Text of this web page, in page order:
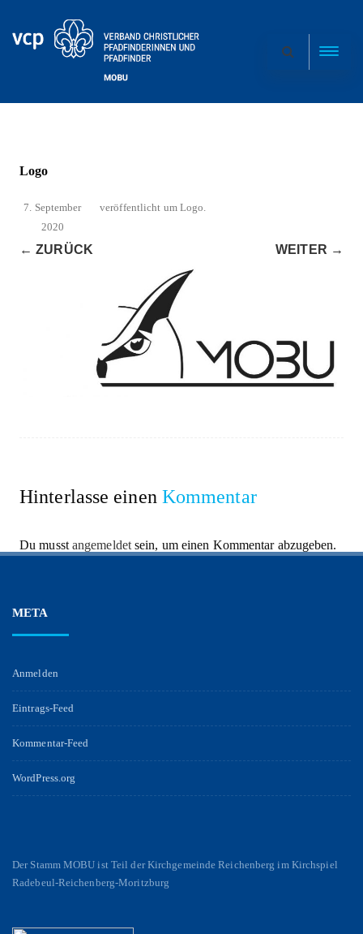
Logo
veröffentlicht
7. September
2020
um Logo.
← ZURÜCK WEITER →
Hinterlasse einen Kommentar
Du musst angemeldetsein, um einen Kommentar abzugeben.
META
Anmelden
Eintrags-Feed
Kommentar-Feed
WordPress.org
Der Stamm MOBU ist Teil der Kirchgemeinde Reichenberg im Kirchspiel
Radebeul-Reichenberg-Moritzburg